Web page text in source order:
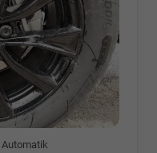
Automatik